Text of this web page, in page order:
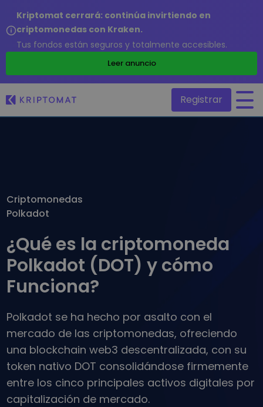
Kriptomat cerrará: continúa invirtiendo en
criptomonedas con Kraken.
Tus fondos están seguros y totalmente accesibles.
Leer anuncio
Encontrar oportunidades de inversión
Añadidos recientemente
Si hubiera comprado 100€ de…
…hoy valdría
Comprar y vender criptomonedas
Compra más de 300 criptomonedas
Intercambio de criptomonedas
Más de 1.000 opciones de emparejamiento
Carteras inteligentes
Una forma inteligente de invertir en criptomonedas
Un monedero de criptomonedas seguro y sencillo
Explorador de inversiones
Encuentra tu estrategia cripto
KriptoEarn
Gana recompensas con tus criptomonedas
Registrar
/
Criptomonedas
Polkadot
¿Qué es la criptomoneda
Polkadot (DOT) y cómo
Funciona?
Polkadot se ha hecho por asalto con el
mercado de las criptomonedas, ofreciendo
una blockchain web3 descentralizada, con su
token nativo DOT consolidándose firmemente
entre los cinco principales activos digitales por
capitalización de mercado.